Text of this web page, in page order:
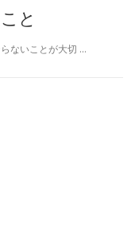
と
ないことが大切 …